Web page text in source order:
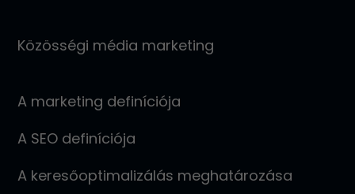
Közösségi média marketing
A marketing definíciója
A SEO definíciója
A keresőoptimalizálás meghatározása